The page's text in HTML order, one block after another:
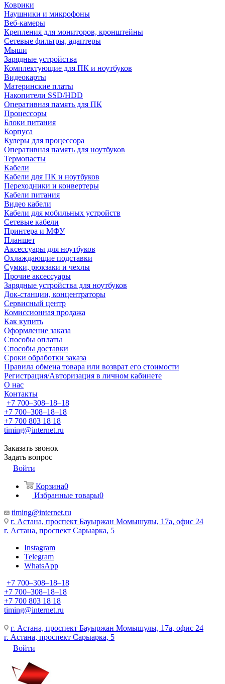
Коврики
Наушники и микрофоны
Веб-камеры
Крепления для мониторов, кронштейны
Сетевые фильтры, адаптеры
Мыши
Зарядные устройства
Комплектующие для ПК и ноутбуков
Видеокарты
Материнские платы
Накопители SSD/HDD
Оперативная память для ПК
Процессоры
Блоки питания
Корпуса
Кулеры для процессора
Оперативная память для ноутбуков
Термопасты
Кабели
Кабели для ПК и ноутбуков
Переходники и конвертеры
Кабели питания
Видео кабели
Кабели для мобильных устройств
Сетевые кабели
Принтера и МФУ
Планшет
Аксессуары для ноутбуков
Охлаждающие подставки
Сумки, рюкзаки и чехлы
Прочие аксессуары
Зарядные устройства для ноутбуков
Док-станции, концентраторы
Сервисный центр
Комиссионная продажа
Как купить
Оформление заказа
Способы оплаты
Способы доставки
Сроки обработки заказа
Правила обмена товара или возврат его стоимости
Регистрация/Авторизация в личном кабинете
О нас
Контакты
+7 700‒308‒18‒18
+7 700‒308‒18‒18
+7 700 803 18 18
timing@internet.ru
Заказать звонок
Задать вопрос
Войти
Корзина0
Избранные товары0
timing@internet.ru
г. Астана, проспект Бауыржан Момышулы, 17а, офис 24
г. Астана, проспект Сарыарка, 5
Instagram
Telegram
WhatsApp
+7 700‒308‒18‒18
+7 700‒308‒18‒18
+7 700 803 18 18
timing@internet.ru
г. Астана, проспект Бауыржан Момышулы, 17а, офис 24
г. Астана, проспект Сарыарка, 5
Войти